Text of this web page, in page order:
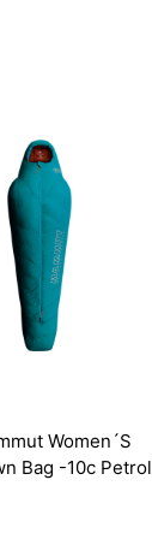
Women´S
Bag -10c Petrol